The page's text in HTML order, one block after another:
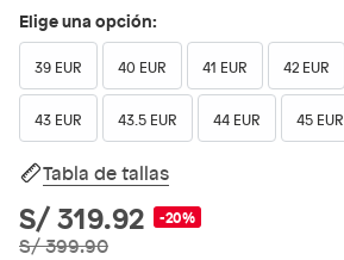
Elige una opción:
39 EUR 40 EUR 41 EUR 42 EUR
43 EUR 43.5 EUR 44 EUR 45 EUR
Tabla de tallas
S/ 319.92 -20%
S/ 399.90